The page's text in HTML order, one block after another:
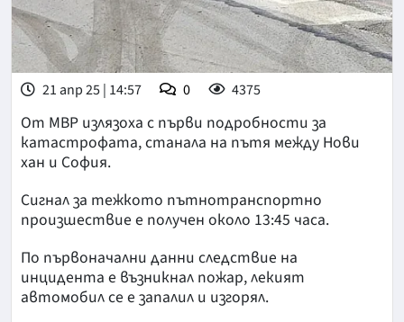
21 апр 25 | 14:57 0 4375
От МВР излязоха с първи подробности за
катастрофата, станала на пътя между Нови
хан и София.
Сигнал за тежкото пътнотранспортно
произшествие е получен около 13:45 часа.
По първоначални данни следствие на
инцидента е възникнал пожар, лекият
автомобил се е запалил и изгорял.